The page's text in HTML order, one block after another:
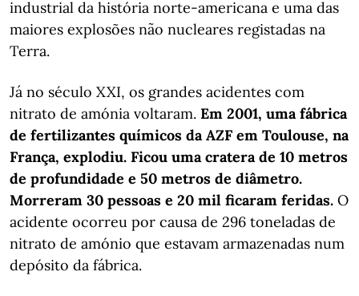
industrial da história norte-americana e uma das
maiores explosões não nucleares registadas na
Terra.
Já no século XXI, os grandes acidentes com
nitrato de amónia voltaram. Em 2001, uma fábrica
de fertilizantes químicos da AZF em Toulouse, na
França, explodiu. Ficou uma cratera de 10 metros
de profundidade e 50 metros de diâmetro.
Morreram 30 pessoas e 20 mil ficaram feridas. O
acidente ocorreu por causa de 296 toneladas de
nitrato de amónio que estavam armazenadas num
depósito da fábrica.